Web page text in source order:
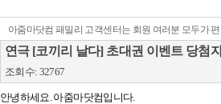
아줌마닷컴 패밀리 고객센터는 회원 여러분 모두가
연극 [코끼리 날다] 초대권 이벤트 당첨
조회수: 32767
안녕하세요.아줌마닷컴입니다.